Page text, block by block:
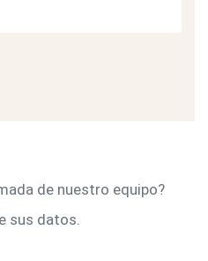
de nuestro equipo?
sus datos.